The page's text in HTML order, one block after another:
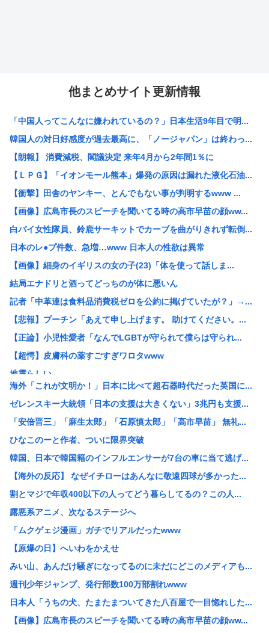
他まとめサイト更新情報
「中国人ってこんなに嫌われているの？」日本生活9年目で明...
韓国人の対日好感度が過去最高に、「ノージャパン」は終わっ...
【朗報】 消費減税、閣議決定 来年4月から2年間1％に
【ＬＰＧ】「イオンモール熊本」爆発の原因は漏れた液化石油...
【衝撃】田舎のヤンキー、とんでもない事が判明するwww ...
【画像】広島市長のスピーチを聞いてる時の高市早苗の顔ww...
白バイ女性隊員、鈴鹿サーキットでカーブを曲がりきれず転倒...
日本のレ●プ件数、急増…www 日本人の性欲は異常
【画像】細身のイギリスの女の子(23)「体を使って話しま...
結局エナドリと酒ってどっちのが体に悪いん
記者「中革連は食料品消費税ゼロを公約に掲げていたが？」→...
【悲報】プーチン「あえて申し上げます。 助けてください。...
【正論】小児性愛者「なんでLGBTが守られて僕らは守られ...
【超愕】皮膚科の薬すごすぎワロタwww
地震らしい
【画像】松本人志さん、大勢の若いファンに囲まれてご満悦
【画像】田舎のオフィスレディのTikTok、えっちすぎる
韓国人「日本で新発売Galaxy Z Foldが売り切れ...
【画像】辻希空ちゃん、顔だけで普通に使える
地球に落下する人工衛星のアルミニウムが大気に及ぼす影響を...
【朗報】みいちゃんと山田さん、大物漫画家たちから絶賛され...
【画像】ワイがBBA先輩から送られてきたライン、見るに耐...
【予算100万】 市長「特定外来生物クビアカは気持ち悪い...
日本の伝統文化『花火大会』、この5年で4分の1が消滅して...
職場の貸本の習慣が、本を大事にしないおばさんのせいで無く...
グラボ、国内価格4割値上げかwww
原爆投下81年
「おっちゃん女の子になってスクール水着を着たいねん」60...
警察官が60歳のおじいちゃんを射◯する動画が流出しやりす...
海外「これが文明か！」日本に比べて超石器時代だった英国に...
ゼレンスキー大統領「日本の支援は大きくない」3兆円も支援...
「安倍晋三」「麻生太郎」「石原慎太郎」「高市早苗」 無礼...
ひなこのーと作者、ついに限界突破
韓国、日本で韓国籍のインフルエンサーが7台の車に当て逃げ...
【海外の反応】 なぜイチローはあんなに敬遠四球が多かった...
割とマジで年収400以下の人ってどう暮らしてるの？この人...
露悪系アニメ、次なるステージへ
「ムクゲェジ漫画」ガチでリアルだったwww
【原爆の日】へいわをかえせ
みい山、あんだけ騒ぎになってるのに未だにどこのメディアも...
週刊少年ジャンプ、発行部数100万部割れwww
日本人「うちの犬、たまたまついてきた八百屋で一目惚れした...
【画像】広島市長のスピーチを聞いてる時の高市早苗の顔ww...